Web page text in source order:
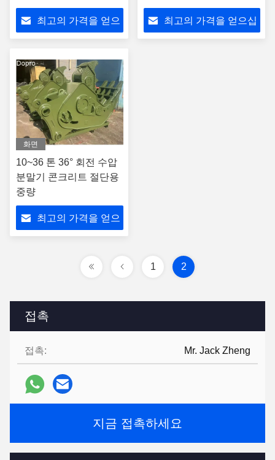
접촉
접촉: Mr. Jack Zheng
지금 접촉하세요
360° 회전형 수압 분말기
최고의 가격을 얻으
펄러라이저
최고의 가격을 얻으십
화면
10~36 톤 36° 회전 수압
분말기 콘크리트 절단용
중량
최고의 가격을 얻으
1 2